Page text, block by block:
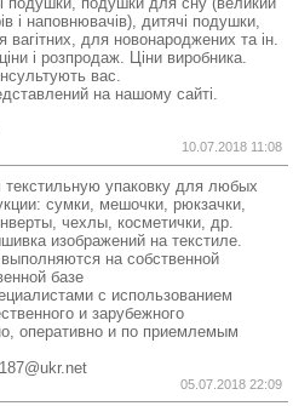
і наповнювачів), дитячі подушки,
вагітних, для новонароджених та ін.
і розпродаж. Ціни виробника.
вас.
на нашому сайті.
10.07.2018 11:08
текстильную упаковку для любых
сумки, мешочки, рюкзачки,
чехлы, косметички, др.
изображений на текстиле.
на собственной
базе
с использованием
и зарубежного
оперативно и по приемлемым
05.07.2018 22:09